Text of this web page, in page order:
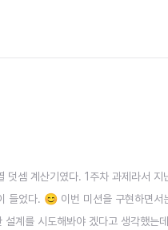
덧셈 계산기였다. 1주차 과제라서
이 들었다. 😊 이번 미션을 구현
계를 시도해봐야 겠다고 생각했